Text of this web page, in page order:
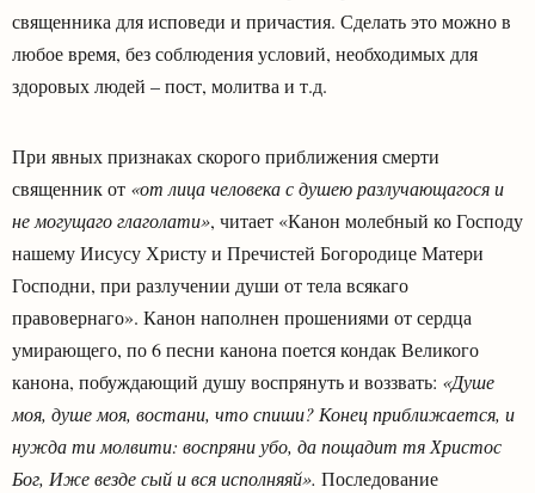
священника для исповеди и причастия. Сделать это можно в
любое время, без соблюдения условий, необходимых для
здоровых людей – пост, молитва и т.д.
При явных признаках скорого приближения смерти
священник от «от лица человека с душею разлучающагося и
не могущаго глаголати», читает «Канон молебный ко Господу
нашему Иисусу Христу и Пречистей Богородице Матери
Господни, при разлучении души от тела всякаго
правовернаго». Канон наполнен прошениями от сердца
умирающего, по 6 песни канона поется кондак Великого
канона, побуждающий душу воспрянуть и воззвать: «Душе
моя, душе моя, востани, что спиши? Конец приближается, и
нужда ти молвити: воспряни убо, да пощадит тя Христос
Бог, Иже везде сый и вся исполняяй». Последование